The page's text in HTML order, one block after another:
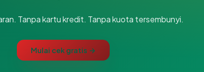
Tanpa kartu kredit. Tanpa kuota tersembunyi.
Mulai cek gratis →